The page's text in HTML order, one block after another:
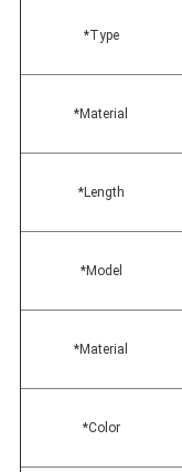
*Type
*Material
*Length
*Model
*Material
*Color